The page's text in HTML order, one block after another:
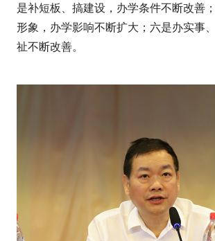
是补短板、搞建设，办学条件不断改善
形象，办学影响不断扩大；六是办实事
祉不断改善。